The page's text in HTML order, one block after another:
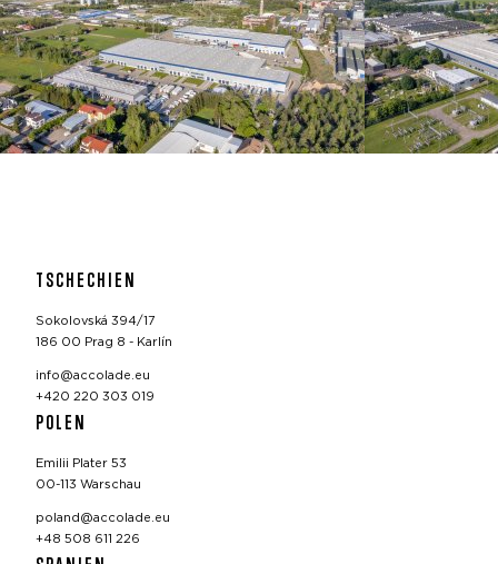
TSCHECHIEN
Sokolovská 394/17
186 00 Prag 8 - Karlín
info@accolade.eu
+420 220 303 019
POLEN
Emilii Plater 53
00-113 Warschau
poland@accolade.eu
+48 508 611 226